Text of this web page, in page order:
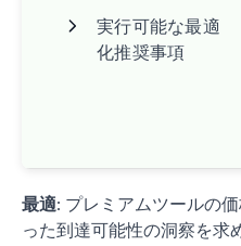
実行可能な最適
化推奨事項
最適: プレミアムツールの
った到達可能性の洞察を求